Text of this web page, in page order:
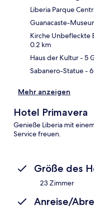
Liberia Parque
Guanacaste-
Kirche Unbefleckte
0.2 km
Haus der Kultur- 5
Sabanero-Statue-
Mehr anzeigen
Hotel Primavera
Genieße Liberia mit
Service freuen.
Größe des
23 Zimmer
Anreise/